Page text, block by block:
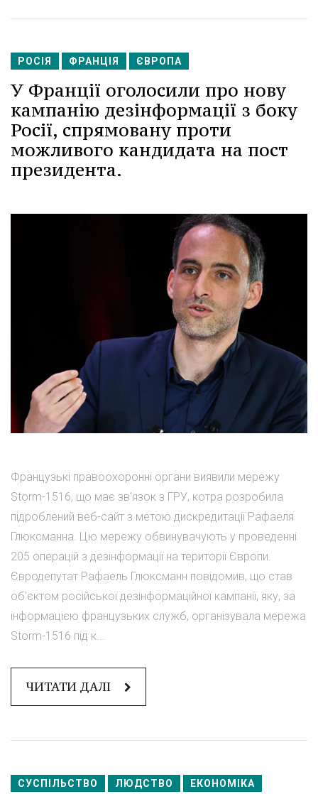
РОСІЯ ФРАНЦІЯ ЄВРОПА
У Франції оголосили про нову
кампанію дезінформації з боку
Росії, спрямовану проти
можливого кандидата на пост
президента.
Французькі правоохоронні органи виявили мережу
Storm-1516, що має зв'язок з ГРУ, котра розробила
підроблений веб-сайт з метою дискредитації Рафаеля
Глюксманна. Цю мережу обвинувачують у проведенні
205 операцій з дезінформації на території Європи.
Євродепутат Рафаель Глюксманн повідомив, що став
об'єктом російської дезінформаційної кампанії, яку, за
інформацією французьких служб, організувала мережа
Storm-1516 під к...
ЧИТАТИ ДАЛІ
СУСПІЛЬСТВО ЛЮДСТВО ЕКОНОМІКА